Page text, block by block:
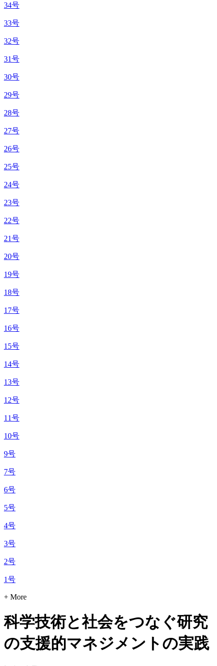
34号
33号
32号
31号
30号
29号
28号
27号
26号
25号
24号
23号
22号
21号
20号
19号
18号
17号
16号
15号
14号
13号
12号
11号
10号
9号
7号
6号
5号
4号
3号
2号
1号
+ More
科学技術と社会をつなぐ研究
の支援的マネジメントの実践